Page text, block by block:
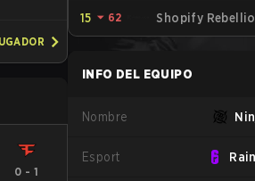
0 - 1
15 ⏷ 62 Shopify
INFO DEL EQUIPO
Nombre
Esport